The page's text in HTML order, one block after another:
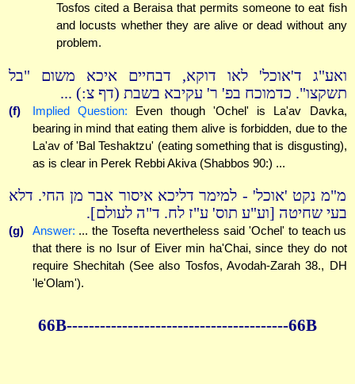
Tosfos cited a Beraisa that permits someone to eat fish
and locusts whether they are alive or dead without any
problem.
ואע"ג ד'אוכל' לאו דוקא, דבחיים איכא משום "בל
תשקצו". כדמוכח בפ' ר' עקיבא בשבת (דף צ:) ...
(f) Implied Question: Even though 'Ochel' is La'av Davka,
bearing in mind that eating them alive is forbidden, due to the
La'av of 'Bal Teshaktzu' (eating something that is disgusting),
as is clear in Perek Rebbi Akiva (Shabbos 90:) ...
מ"מ נקט 'אוכל' - למימר דליכא איסור אבר מן החי. דלא
בעי שחיטה [וע"ע תוס' ע"ז לח. ד"ה לעולם].
(g) Answer: ... the Tosefta nevertheless said 'Ochel' to teach us
that there is no Isur of Eiver min ha'Chai, since they do not
require Shechitah (See also Tosfos, Avodah-Zarah 38., DH
'le'Olam').
66B----------------------------------------66B